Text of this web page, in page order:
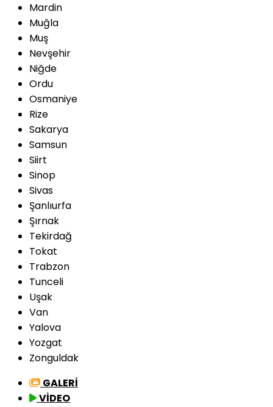
Mardin
Muğla
Muş
Nevşehir
Niğde
Ordu
Osmaniye
Rize
Sakarya
Samsun
Siirt
Sinop
Sivas
Şanlıurfa
Şırnak
Tekirdağ
Tokat
Trabzon
Tunceli
Uşak
Van
Yalova
Yozgat
Zonguldak
GALERİ
VİDEO